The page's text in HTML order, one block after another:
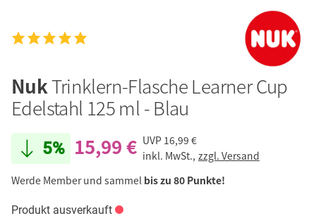
NukTrinklern-Flasche Learner Cup
Edelstahl 125 ml - Blau
5% 15,99 € UVP 16,99 €
inkl. MwSt., zzgl. Versand
Werde Member und sammel bis zu 80 Punkte!
Produkt ausverkauft